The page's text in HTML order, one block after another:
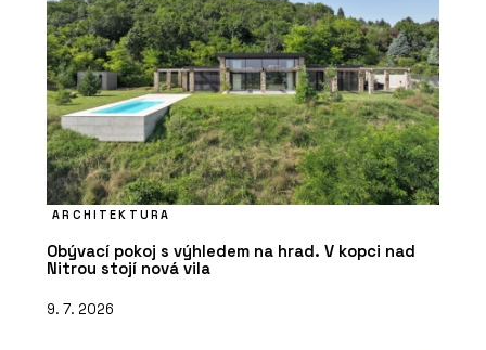
ARCHITEKTURA
Obývací pokoj s výhledem na hrad. V kopci nad
Nitrou stojí nová vila
9. 7. 2026